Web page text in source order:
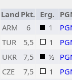
Land Pkt. Erg.
ARM 6 1
TUR 5,5 1
UKR 7,5 ½
CZE 7,5 1